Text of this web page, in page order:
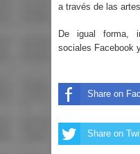
a través de las
De igual forma,
sociales Facebook
Share on
Share on